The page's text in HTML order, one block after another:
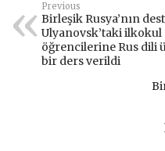
Previous
Birleşik Rusya’nın
Ulyanovsk’taki ilkokul
öğrencilerine Rus dili
bir ders verildi